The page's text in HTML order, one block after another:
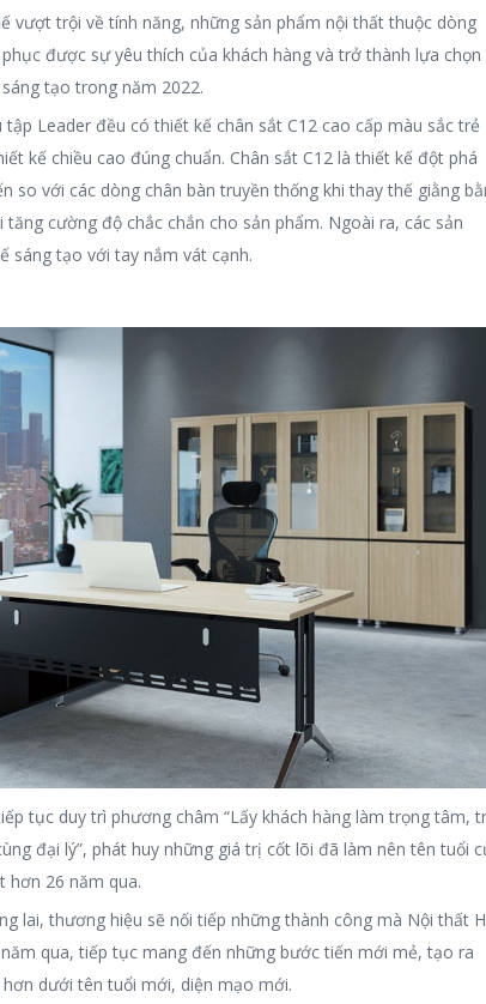
vượt trội về tính năng, những sản phẩm nội thất thuộc dòng
phục được sự yêu thích của khách hàng và trở thành lựa chọn
tạo trong năm 2022.
Leader đều có thiết kế chân sắt C12 cao cấp màu sắc trẻ
kế chiều cao đúng chuẩn. Chân sắt C12 là thiết kế đột phá
so với các dòng chân bàn truyền thống khi thay thế giằng
cường độ chắc chắn cho sản phẩm. Ngoài ra, các sản
sáng tạo với tay nắm vát cạnh.
tục duy trì phương châm “Lấy khách hàng làm trọng tâm,
đại lý”, phát huy những giá trị cốt lõi đã làm nên tên tuổi
hơn 26 năm qua.
lai, thương hiệu sẽ nối tiếp những thành công mà Nội thất
qua, tiếp tục mang đến những bước tiến mới mẻ, tạo ra
dưới tên tuổi mới, diện mạo mới.